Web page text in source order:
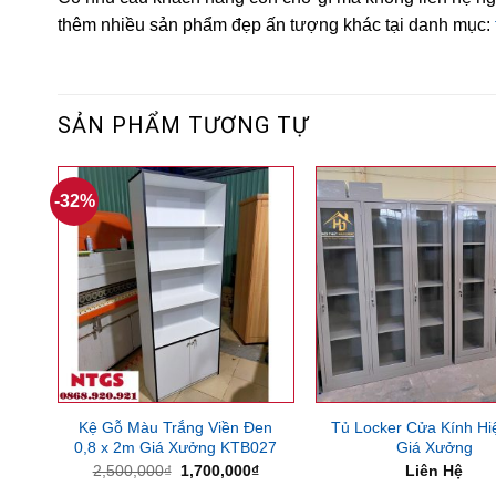
thêm nhiều sản phẩm đẹp ấn tượng khác tại danh mục:
SẢN PHẨM TƯƠNG TỰ
-32%
Kệ Gỗ Màu Trắng Viền Đen
0,8 x 2m Giá Xưởng KTB027
2,500,000₫ Giá
1,700,000₫Giá
Tủ Locker Cửa Kính
Giá Xưởng
Liên Hệ